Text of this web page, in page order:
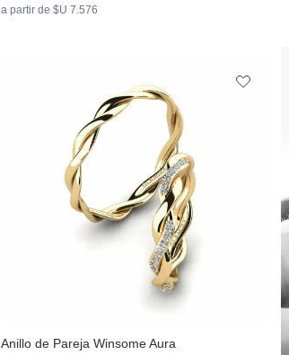
a partir de $U 7.576
Anillo de Pareja Winsome Aura